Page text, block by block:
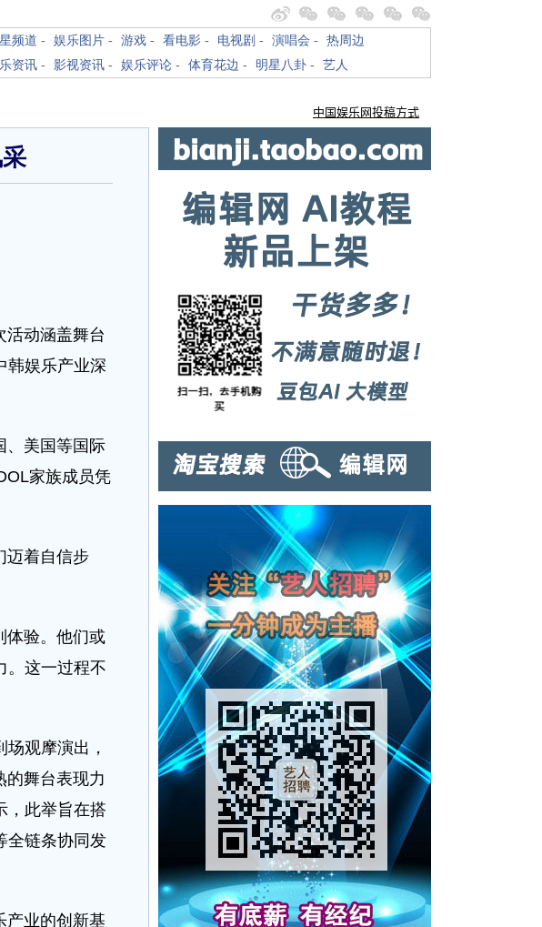
频道 - 娱乐图片 - 游戏 - 看电影 - 电视剧 - 演唱会 - 热周边
资讯 - 影视资讯 - 娱乐评论 - 体育花边 - 明星八卦 - 艺人
动涵盖舞台
韩娱乐产业深
美国等国际
家族成员凭
着自信步
验。他们或
。这一过程不
观摩演出，
的舞台表现力
，此举旨在搭
全链条协同发
业的创新基